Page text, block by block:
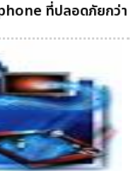
ที่ปลอดภัยกว่า